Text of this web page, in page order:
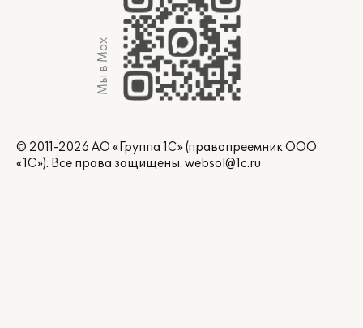
Мы в Max
© 2011-2026 АО «Группа 1С» (правопреемник ООО
«1С»). Все права защищены. websol@1c.ru